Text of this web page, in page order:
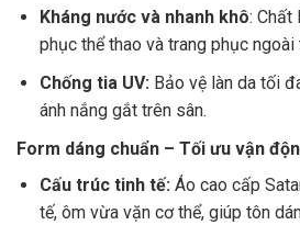
Kháng nước và nhanh khô: Chất
phục thể thao và trang phục ngoài
Chống tia UV:Bảo vệ làn da tối
ánh nắng gắt trên sân.
Form dáng chuẩn – Tối ưu vận
Cấu trúc tinh tế:Áo cao cấp
tế, ôm vừa vặn cơ thể, giúp tôn